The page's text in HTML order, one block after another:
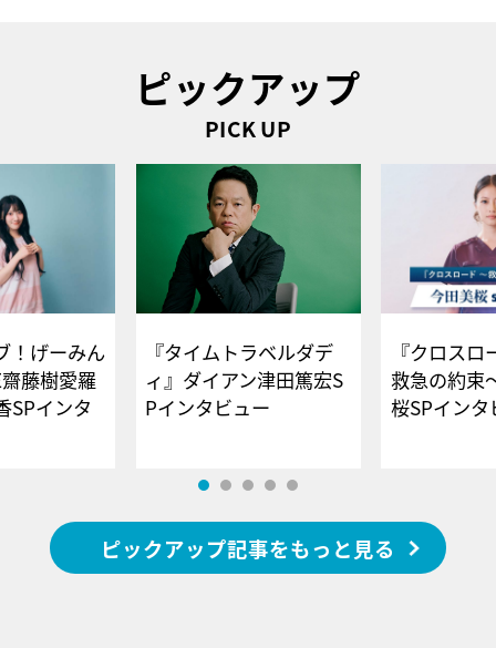
ピックアップ
PICK UP
！げーみん
藤樹愛羅
SPインタ
『タイムトラベルダデ
ィ』ダイアン津田篤宏S
Pインタビュー
『クロス
救急の約束
桜SPイ
ピックアップ記事をもっと見る